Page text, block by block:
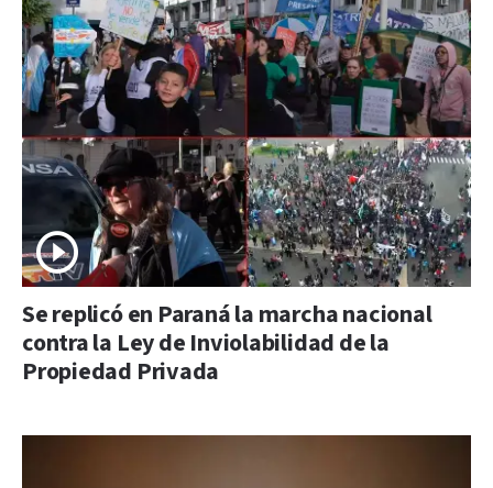
Se replicó en Paraná la marcha nacional
contra la Ley de Inviolabilidad de la
Propiedad Privada